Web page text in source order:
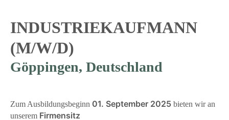
INDUSTRIEKAUFMANN
(M/W/D)
Göppingen, Deutschland
Zum Ausbildungsbeginn 01. September 2025 bieten wir an
unserem Firmensitz